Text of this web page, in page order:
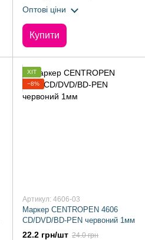
Оптові ціни
Купити
ХІТ
−8%
Артикул: 4606-03
Маркер CENTROPEN 4606
CD/DVD/BD-PEN червоний 1мм
22.2 грн/шт 24.0 грн